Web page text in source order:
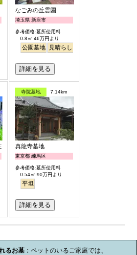
なごみの丘霊園
埼玉県 新座市
参考価格:墓所使用料
0.8㎡ 46万円より
公園墓地 見晴らし・眺望
詳細を見る
寺院墓地 7.14km
真龍寺墓地
東京都 練馬区
参考価格:墓所使用料
0.54㎡ 90万円より
平坦
詳細を見る
るお墓：ペットのいるご家庭では、